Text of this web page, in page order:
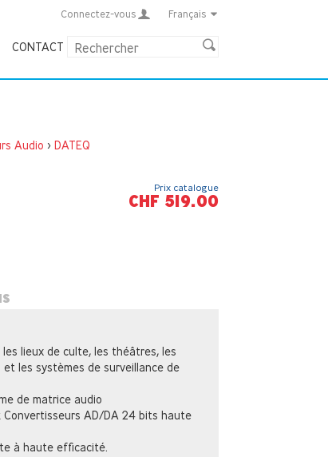
Connectez-vous Français
CONTACT
Audio > DATEQ
Prix catalogue
CHF 519.00
lieux de culte, les théâtres, les
les systèmes de surveillance de
de matrice audio
AD/DA 24 bits haute
à haute efficacité.